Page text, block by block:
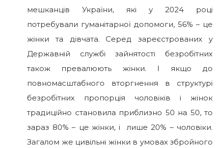
мешканців України, які у 2024 році
потребували гуманітарної допомоги, 56% – це
жінки та дівчата. Серед зареєстрованих у
Державній службі зайнятості безробітних
також превалюють жінки. І якщо до
повномасштабного вторгнення в структурі
безробітних пропорція чоловіків і жінок
традиційно становила приблизно 50 на 50, то
зараз 80% – це жінки, і лише 20% – чоловіки.
Загалом же цивільні жінки в умовах збройного